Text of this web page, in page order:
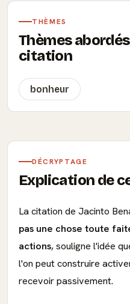
THÈMES
Thèmes
citation
bonheur
DÉCRYPTAGE
Explication de
La citation de Jacinto
pas une chose toute
actions, souligne l'idée
l'on peut construire
recevoir passivement.